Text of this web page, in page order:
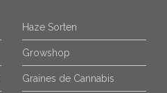
Haze Sorten
Growshop
Graines de Cannabis